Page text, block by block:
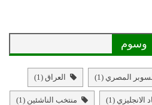
وسوم
المصري (1) العراق (1)
الانجليزي (1) منتخب الناشئين (1)